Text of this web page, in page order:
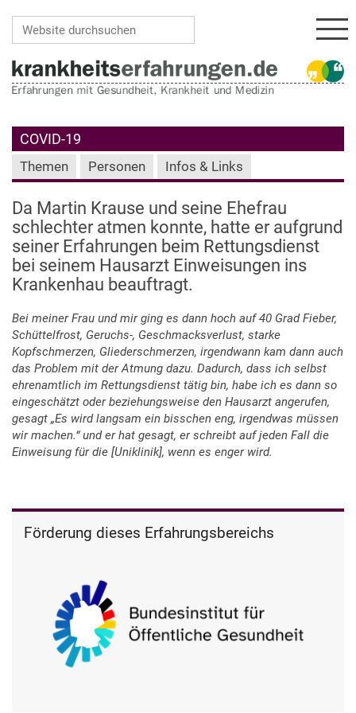
COVID-19
Themen Personen Infos & Links
Da Martin Krause und seine Ehefrau
schlechter atmen konnte, hatte er aufgrund
seiner Erfahrungen beim Rettungsdienst
bei seinem Hausarzt Einweisungen ins
Krankenhau beauftragt.
Bei meiner Frau und mir ging es dann hoch auf 40 Grad Fieber,
Schüttelfrost, Geruchs-, Geschmacksverlust, starke
Kopfschmerzen, Gliederschmerzen, irgendwann kam dann auch
das Problem mit der Atmung dazu. Dadurch, dass ich selbst
ehrenamtlich im Rettungsdienst tätig bin, habe ich es dann so
eingeschätzt oder beziehungsweise den Hausarzt angerufen,
gesagt „Es wird langsam ein bisschen eng, irgendwas müssen
wir machen.“ und er hat gesagt, er schreibt auf jeden Fall die
Einweisung für die [Uniklinik], wenn es enger wird.
Förderung dieses Erfahrungsbereichs